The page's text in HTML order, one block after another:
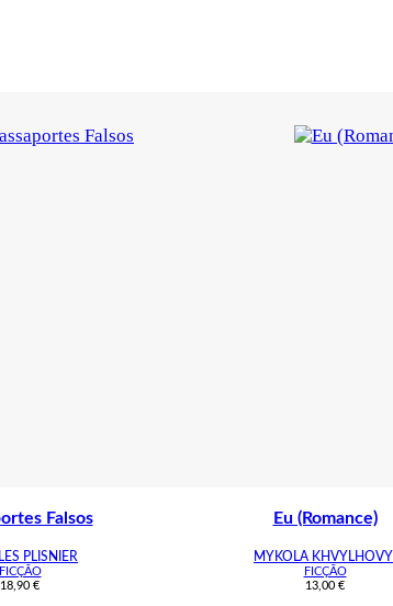
Falsos
PLISNIER
FICÇÃO
18,90 €
Eu (Romance)
MYKOLA KHVYLHOVYI
FICÇÃO
13,00 €